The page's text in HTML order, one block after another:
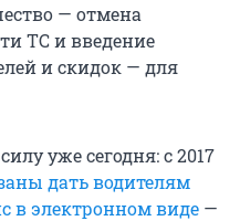
— отмена
ТС и введение
и скидок — для
уже сегодня: с 2017
дать водителям
в электронном виде —